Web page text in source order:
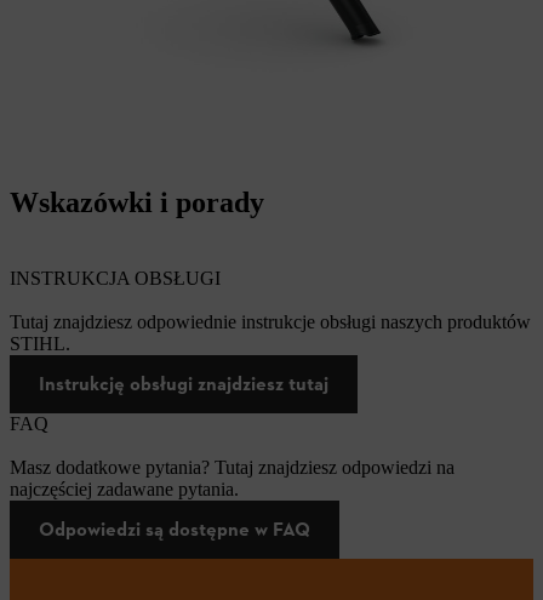
Wskazówki i porady
INSTRUKCJA OBSŁUGI
Tutaj znajdziesz odpowiednie instrukcje obsługi naszych produktów
STIHL.
Instrukcję obsługi znajdziesz tutaj
FAQ
Masz dodatkowe pytania? Tutaj znajdziesz odpowiedzi na
najczęściej zadawane pytania.
Odpowiedzi są dostępne w FAQ